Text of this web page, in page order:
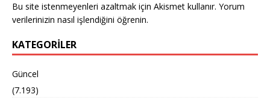
Bu site istenmeyenleri azaltmak için Akismet kullanır. Yorum
verilerinizin nasıl işlendiğini öğrenin.
KATEGORILER
Güncel
(7.193)